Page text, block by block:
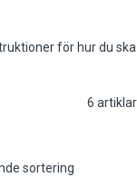
för hur du ska
6 artiklar
sortering